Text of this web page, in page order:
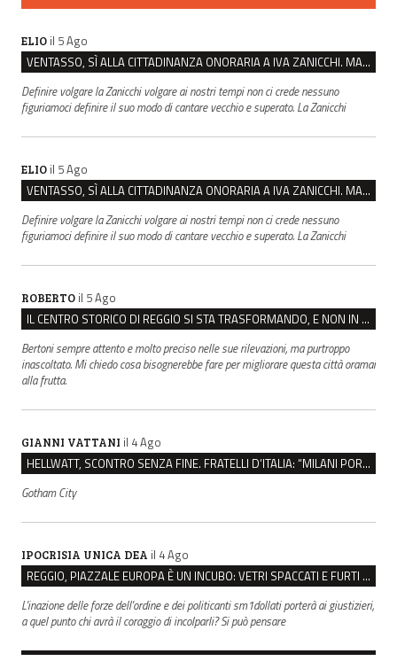
ELIO il 5 Ago
VENTASSO, SÌ ALLA CITTADINANZA ONORARIA A IVA ZANICCHI. MA BARGIACCHI: “È DI PESSIMO GUSTO”
Definire volgare la Zanicchi volgare ai nostri tempi non ci crede nessuno
figuriamoci definire il suo modo di cantare vecchio e superato. La Zanicchi
ELIO il 5 Ago
VENTASSO, SÌ ALLA CITTADINANZA ONORARIA A IVA ZANICCHI. MA BARGIACCHI: “È DI PESSIMO GUSTO”
Definire volgare la Zanicchi volgare ai nostri tempi non ci crede nessuno
figuriamoci definire il suo modo di cantare vecchio e superato. La Zanicchi
ROBERTO il 5 Ago
IL CENTRO STORICO DI REGGIO SI STA TRASFORMANDO, E NON IN MEGLIO
Bertoni sempre attento e molto preciso nelle sue rilevazioni, ma purtroppo
inascoltato. Mi chiedo cosa bisognerebbe fare per migliorare questa città oramai
alla frutta.
GIANNI VATTANI il 4 Ago
HELLWATT, SCONTRO SENZA FINE. FRATELLI D’ITALIA: “MILANI PORTA DOCUMENTI, DE FRANCO INSULTI”
Gotham City
IPOCRISIA UNICA DEA il 4 Ago
REGGIO, PIAZZALE EUROPA È UN INCUBO: VETRI SPACCATI E FURTI SULLE AUTO IN SOSTA
L'inazione delle forze dell'ordine e dei politicanti sm1dollati porterà ai giustizieri,
a quel punto chi avrà il coraggio di incolparli? Si può pensare